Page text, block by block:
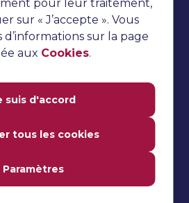
le concombre
d'entretien
Jmeter
pour leur traitement,
sur « J’accepte ». Vous
sur la page
aux Cookies.
suis d'accord
tous les cookies
Paramètres